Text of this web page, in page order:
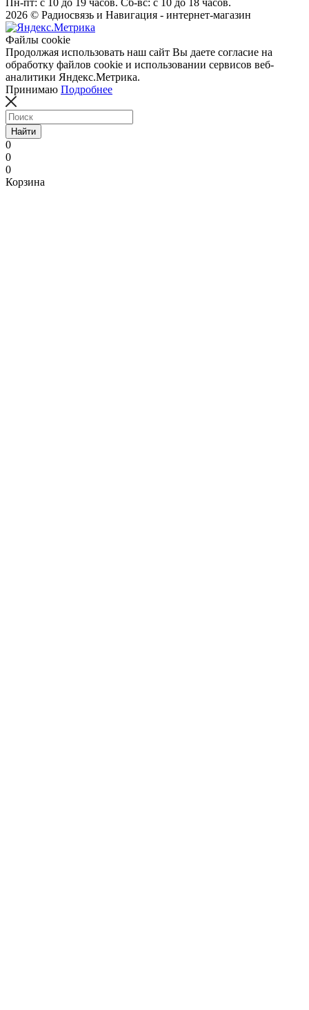
Пн-пт: с 10 до 19 часов. Сб-вс: с 10 до 18 часов.
2026 © Радиосвязь и Навигация - интернет-магазин
Файлы cookie
Продолжая использовать наш сайт Вы даете согласие на
обработку файлов cookie и использовании сервисов веб-
аналитики Яндекс.Метрика.
Принимаю Подробнее
Найти
0
0
0
Корзина